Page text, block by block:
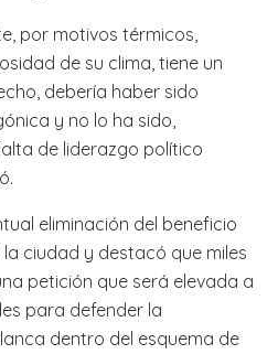
por motivos térmicos,
de su clima, tiene un
debería haber sido
y no lo ha sido,
de liderazgo político
eliminación del beneficio
ciudad y destacó que miles
petición que será elevada a
para defender la
dentro del esquema de